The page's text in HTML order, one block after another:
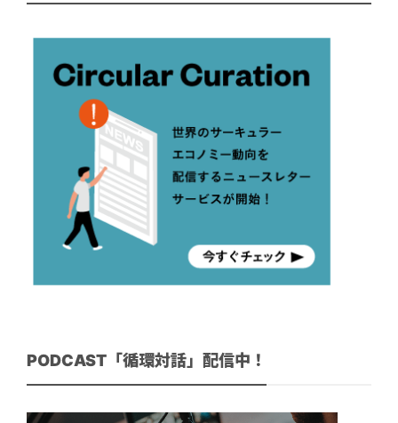
PODCAST「循環対話」配信中！